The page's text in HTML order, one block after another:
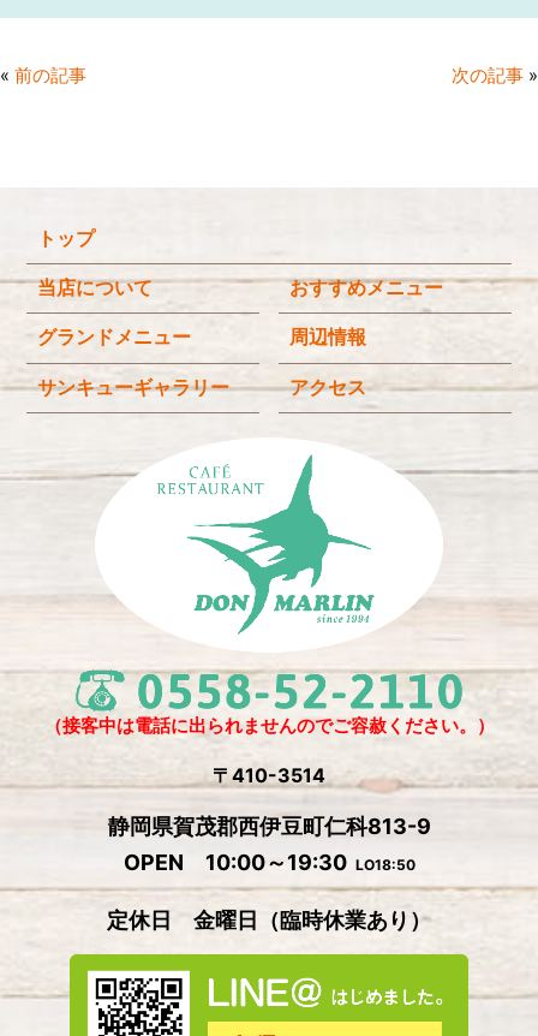
c
e
k
itt e ai
« 前の記事 次の記事 »
トップ
当店について おすすめメニュー
グランドメニュー 周辺情報
サンキューギャラリー アクセス
（接客中は電話に出られませんのでご容赦ください。）
〒410-3514
静岡県賀茂郡西伊豆町仁科813-9
OPEN 10:00～19:30 LO18:50
定休日 金曜日 （臨時休業あり）